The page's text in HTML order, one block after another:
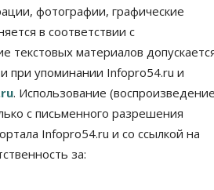
фотографии, графические
в соответствии с
текстовых материалов
при упоминании Infopro54.ru и
. Использование
с письменного разрешения
Infopro54.ru и со ссылкой на
за: